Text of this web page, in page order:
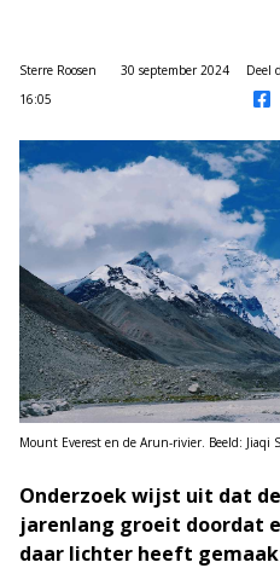
Sterre Roosen
30 september 2024
16:05
Deel
Mount Everest en de Arun-rivier. Beeld: Jiaqi
Onderzoek wijst uit dat
jarenlang groeit doordat
daar lichter heeft